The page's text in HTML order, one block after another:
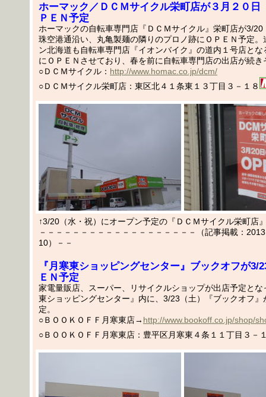
ホーマック／ＤＣＭサイクル栄町店が３月２０日
ＰＥＮ予定
ホーマックの自転車専門店『ＤＣＭサイクル』栄町店が3/20
珠空港通沿い、丸亀製麺の隣りのプロノ跡にＯＰＥＮ予定。
ン北海道も自転車専門店『イオンバイク』の道内１号店と
にＯＰＥＮさせており、春を前に自転車専門店の出店が続き
○ＤＣＭサイクル： http://www.homac.co.jp/dcm/
○ＤＣＭサイクル栄町店：東区北４１条東１３丁目３－１８
↑3/20（水・祝）にオープン予定の『ＤＣＭサイクル栄町店
－－－－－－－－－－－－－－－－－－－（記事掲載：
10）－－
『月寒東ショッピングセンター』ブックオフが3/
ＥＮ予定
家電量販店、スーパー、リサイクルショップが出店予定とな
東ショッピングセンター』内に、3/23（土）『ブックオフ』
定。
○ＢＯＯＫＯＦＦ月寒東店→ http://www.bookoff.co.jp/shop/
○ＢＯＯＫＯＦＦ月寒東店：豊平区月寒東４条１１丁目３－